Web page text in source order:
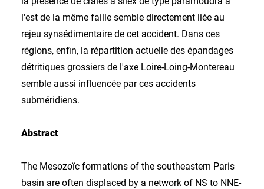
l'est de la même faille semble directement liée au
rejeu synsédimentaire de cet accident. Dans ces
régions, enfin, la répartition actuelle des épandages
détritiques grossiers de l'axe Loire-Loing-Montereau
semble aussi influencée par ces accidents
subméridiens.
Abstract
The Mesozoïc formations of the southeastern Paris
basin are often displaced by a network of NS to NNE-